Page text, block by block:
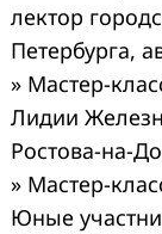
лектор
Петербурга,
» Мастер-
Лидии
Ростова-на-
» Мастер-
Юные